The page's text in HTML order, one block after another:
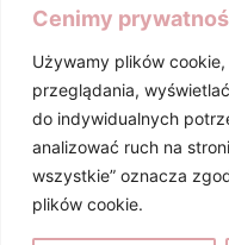
Cenimy
Używamy plików
przeglądania,
do indywidualnych
analizować ruch na
wszystkie” oznacza
plików cookie.
Formularz zwrotu
KATEGORIE
Animacje dla dzieci
Figurki Gipsowe
Art Craft
Basen Konfetti